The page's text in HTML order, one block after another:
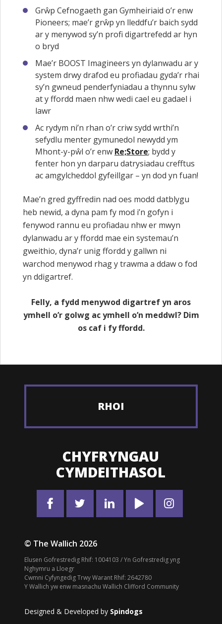
Grŵp Cefnogaeth gan Gymheiriaid o’r enw
Pioneers; mae’r grŵp yn lleddfu’r baich sydd
ar y menywod sy’n profi digartrefedd ar hyn
o bryd
Mae’r BOOST Imagineers yn dylanwadu ar y
system drwy drafod eu profiadau gyda’r rhai
sy’n gwneud penderfyniadau a thynnu sylw
at y ffordd maen nhw wedi cael eu gadael i
lawr
Ac rydym ni’n rhan o’r criw sydd wrthi’n
sefydlu menter gymunedol newydd ym
Mhont-y-pŵl o’r enw Re;Store; bydd y
fenter hon yn darparu datrysiadau crefftus
ac amgylcheddol gyfeillgar – yn dod yn fuan!
Mae’n gred gyffredin nad oes modd datblygu
heb newid, a dyna pam fy mod i’n gofyn i
fenywod rannu eu profiadau nhw er mwyn
dylanwadu ar y ffordd mae ein systemau’n
gweithio, dyna’r unig ffordd y gallwn ni
warchod menywod rhag y trawma a ddaw o fod
yn ddigartref.
Felly, a fydd menywod digartref yn aros
ymhell o’r golwg ac ymhell o’n meddwl? Dim
os caf i fy ffordd.
RHOI
CHYFRYNGAU
CYMDEITHASOL
© The Wallich 2026
Elusen Gofrestredig Rhif: 1004103 / Yn Gofrestredig yng
Nghymru a Lloegr
Cwmni Cyfyngedig Trwy Warant Rhif: 2642780
Y Wallich yw enw masnachu Wallich Clifford Community
Designed & Developed by Spindogs